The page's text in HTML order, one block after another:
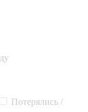
Потерялись /